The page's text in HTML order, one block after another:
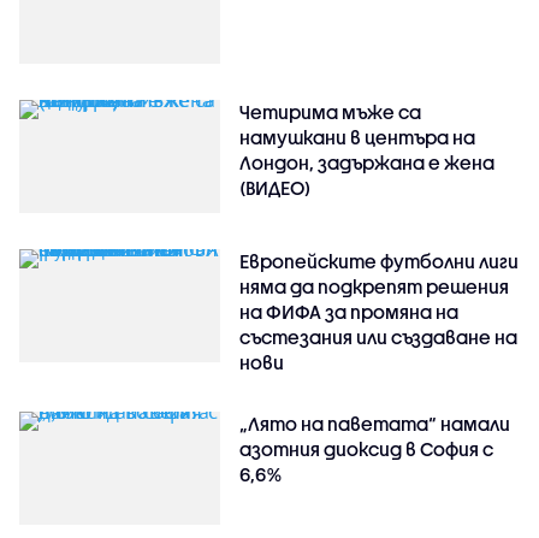
Четирима мъже са
намушкани в центъра на
Лондон, задържана е жена
(ВИДЕО)
Европейските футболни лиги
няма да подкрепят решения
на ФИФА за промяна на
състезания или създаване на
нови
„Лято на паветата“ намали
азотния диоксид в София с
6,6%